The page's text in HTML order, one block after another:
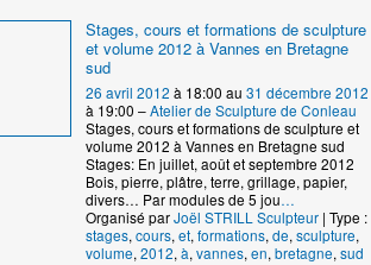
Stages, cours et formations de sculpture
et volume 2012 à Vannes en Bretagne
sud
26 avril 2012 à 18:00 au 31 décembre 2012
à 19:00 –Atelier de Sculpture de Conleau
Stages, cours et formations de sculpture et
volume 2012 à Vannes en Bretagne sud
Stages: En juillet, août et septembre 2012
Bois, pierre, plâtre, terre, grillage, papier,
divers… Par modules de 5 jou…
Organisé parJoël STRILL Sculpteur | Type :
stages, cours, et, formations, de, sculpture,
volume, 2012, à, vannes, en, bretagne, sud